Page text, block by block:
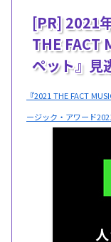
[PR] 2021
THE FACT
ペット』
『2021 THE FACT
ージック・アワード